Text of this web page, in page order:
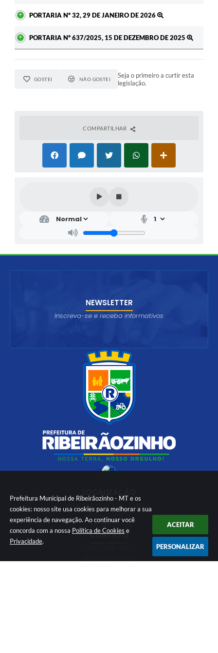
Prefeitura Municipal de Ribeirãozinho - MT e os
cookies: nosso site usa cookies para melhorar a sua
experiência de navegação. Ao continuar você
concorda com a nossa Política de Cookies e
Privacidade.
ACEITAR
PERSONALIZAR
PORTARIA Nº 32, 29 DE JANEIRO DE 2026
PORTARIA Nº 637/2025, 15 DE DEZEMBRO DE 2025
GOSTEI NÃO GOSTEI
Seja o primeiro a curtir esta
legislação.
COMPARTILHAR
Rua São João, s/n - Centro,
Ribeirãozinho
CEP: 78613-000
CONTATO
NEWSLETTER
Inscreva-se e receba informativos